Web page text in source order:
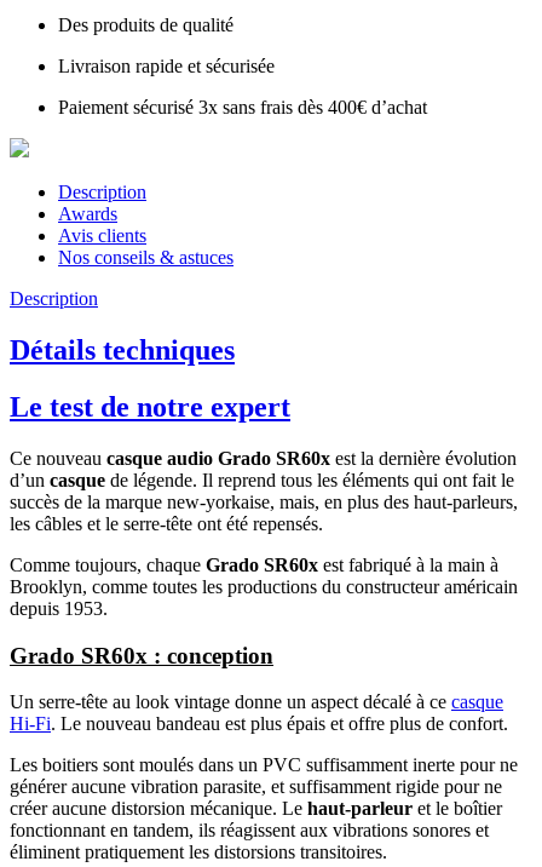
Des produits de qualité
Livraison rapide et sécurisée
Paiement sécurisé 3x sans frais dès 400€ d’achat
Description
Awards
Avis clients
Nos conseils & astuces
Description
Détails techniques
Le test de notre expert
Ce nouveau casque audio Grado SR60x est la dernière évolution
d’un casque de légende. Il reprend tous les éléments qui ont fait le
succès de la marque new-yorkaise, mais, en plus des haut-parleurs,
les câbles et le serre-tête ont été repensés.
Comme toujours, chaque Grado SR60x est fabriqué à la main à
Brooklyn, comme toutes les productions du constructeur américain
depuis 1953.
Grado SR60x : conception
Un serre-tête au look vintage donne un aspect décalé à ce casque
Hi-Fi. Le nouveau bandeau est plus épais et offre plus de confort.
Les boitiers sont moulés dans un PVC suffisamment inerte pour ne
générer aucune vibration parasite, et suffisamment rigide pour ne
créer aucune distorsion mécanique. Le haut-parleur et le boîtier
fonctionnant en tandem, ils réagissent aux vibrations sonores et
éliminent pratiquement les distorsions transitoires.